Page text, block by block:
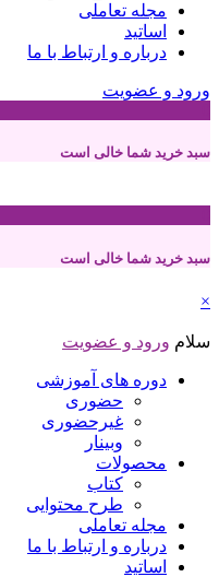
مجله تعاملی
اساتید
درباره و ارتباط با ما
ورود و عضویت
سبد خرید شما خالی است
سبد خرید شما خالی است
×
سلام ورود و عضویت
دوره های آموزشی
حضوری
غیرحضوری
وبینار
محصولات
کتاب
طرح محتوایی
مجله تعاملی
درباره و ارتباط با ما
اساتید